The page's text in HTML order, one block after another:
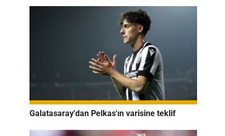
Galatasaray'dan Pelkas'ın varisine teklif